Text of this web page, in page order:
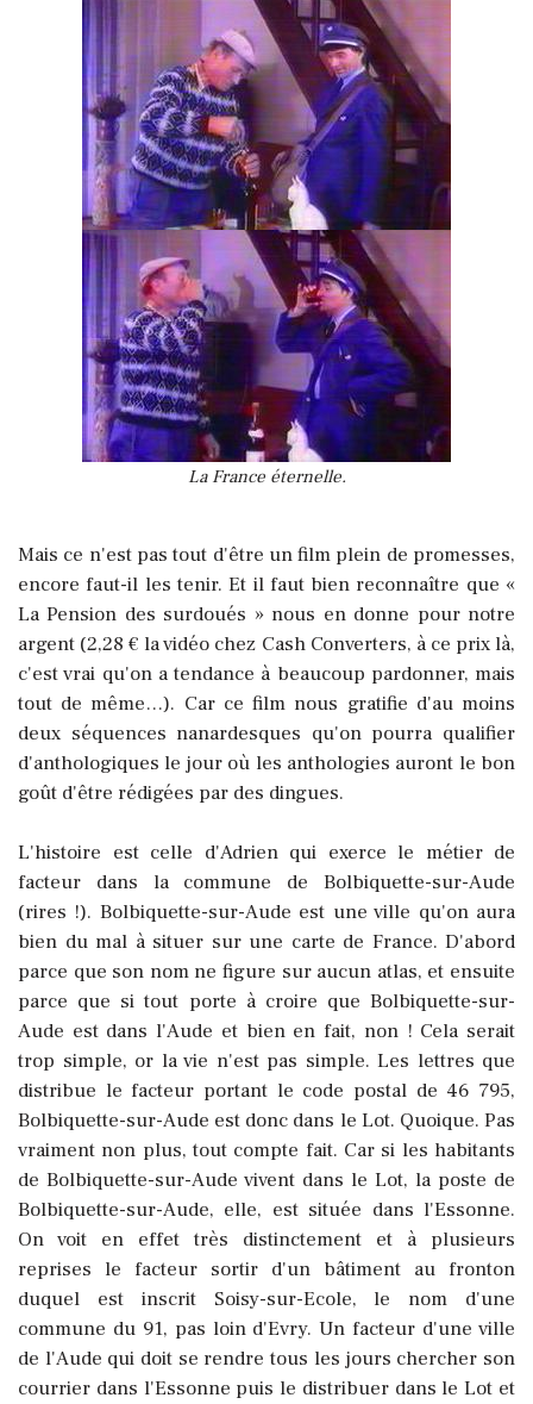
La France éternelle.
Mais ce n'est pas tout d'être un film plein de promesses,
encore faut-il les tenir. Et il faut bien reconnaître que «
La Pension des surdoués » nous en donne pour notre
argent (2,28 € la vidéo chez Cash Converters, à ce prix là,
c'est vrai qu'on a tendance à beaucoup pardonner, mais
tout de même…). Car ce film nous gratifie d'au moins
deux séquences nanardesques qu'on pourra qualifier
d'anthologiques le jour où les anthologies auront le bon
goût d'être rédigées par des dingues.
L'histoire est celle d'Adrien qui exerce le métier de
facteur dans la commune de Bolbiquette-sur-Aude
(rires !). Bolbiquette-sur-Aude est une ville qu'on aura
bien du mal à situer sur une carte de France. D'abord
parce que son nom ne figure sur aucun atlas, et ensuite
parce que si tout porte à croire que Bolbiquette-sur-
Aude est dans l'Aude et bien en fait, non ! Cela serait
trop simple, or la vie n'est pas simple. Les lettres que
distribue le facteur portant le code postal de 46 795,
Bolbiquette-sur-Aude est donc dans le Lot. Quoique. Pas
vraiment non plus, tout compte fait. Car si les habitants
de Bolbiquette-sur-Aude vivent dans le Lot, la poste de
Bolbiquette-sur-Aude, elle, est située dans l'Essonne.
On voit en effet très distinctement et à plusieurs
reprises le facteur sortir d'un bâtiment au fronton
duquel est inscrit Soisy-sur-Ecole, le nom d'une
commune du 91, pas loin d'Evry. Un facteur d'une ville
de l'Aude qui doit se rendre tous les jours chercher son
courrier dans l'Essonne puis le distribuer dans le Lot et